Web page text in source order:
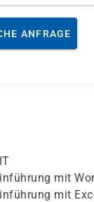
ANFRAGE
mit
mit